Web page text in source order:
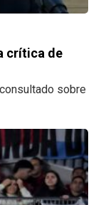
crítica de
sobre